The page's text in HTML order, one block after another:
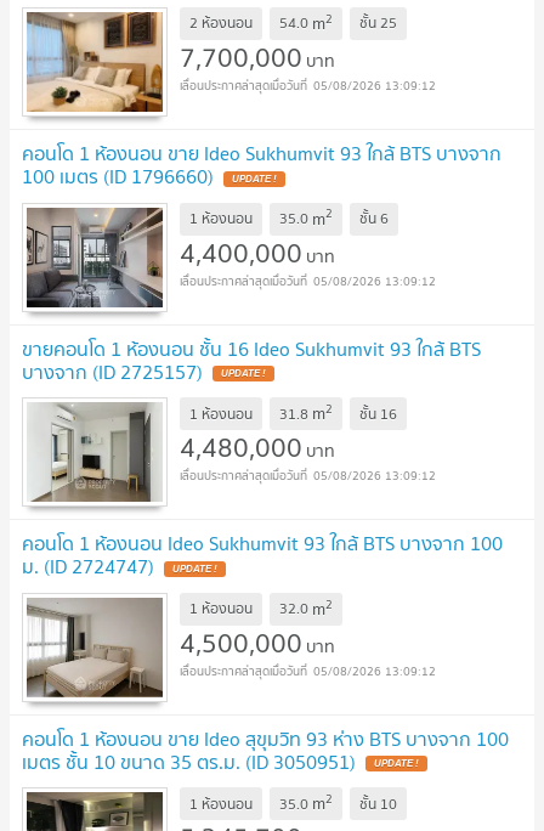
2 ห้องนอน 54.0 m2 ชั้น25
7,700,000 บาท
05/08/2026 13:09:12
คอนโด 1 ห้องนอน ขาย Ideo Sukhumvit 93 ใกล้ BTS บางจาก
100 เมตร (ID 1796660)
1 ห้องนอน 35.0 m2 ชั้น6
4,400,000 บาท
05/08/2026 13:09:12
ขายคอนโด 1 ห้องนอน ชั้น 16 Ideo Sukhumvit 93 ใกล้ BTS
บางจาก (ID 2725157)
1 ห้องนอน 31.8 m2 ชั้น 16
4,480,000 บาท
05/08/2026 13:09:12
คอนโด 1 ห้องนอน Ideo Sukhumvit 93 ใกล้ BTS บางจาก 100
ม. (ID 2724747)
1 ห้องนอน 32.0 m2
4,500,000 บาท
05/08/2026 13:09:12
คอนโด 1 ห้องนอน ขาย Ideo สุขุมวิท 93 ห่าง BTS บางจาก 100
เมตร ชั้น 10 ขนาด 35 ตร.ม. (ID 3050951)
1 ห้องนอน 35.0 m2 ชั้น 10